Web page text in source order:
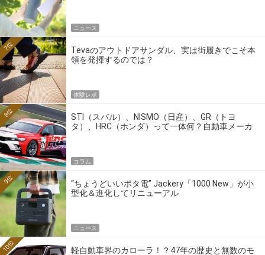
ニュース
Tevaのアウトドアサンダル、実は街履きでこそ本
領を発揮するのでは？
7位
体験レポ
STI（スバル）、NISMO（日産）、GR（トヨ
タ）、HRC（ホンダ）って一体何？自動車メーカ
8位
コラム
“ちょうどいいポタ電” Jackery「1000 New」が小
型化＆進化してリニューアル
9位
ニュース
軽自動車界のカローラ！？47年の歴史と無数のモ
10位